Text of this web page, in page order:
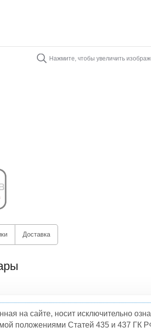
Нажмите, чтобы увеличить
Доставка
на сайте, носит исключительно
положениями Статей 435 и 437 ГК